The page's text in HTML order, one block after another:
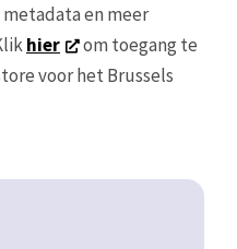
metadata en meer
hier
om toegang te
voor het Brussels